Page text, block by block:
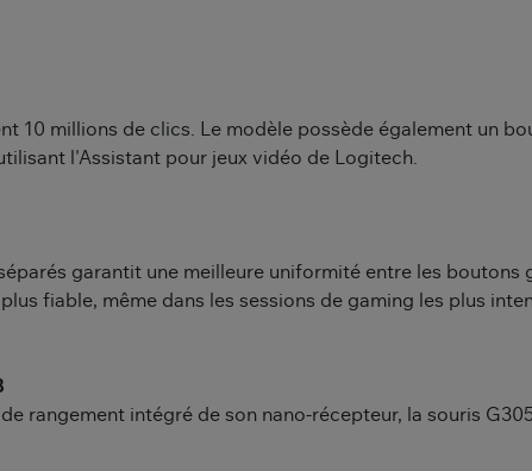
10 millions de clics. Le modèle possède également un
l'Assistant pour jeux vidéo de Logitech.
garantit une meilleure uniformité entre les
fiable, même dans les sessions de gaming les plus
rangement intégré de son nano-récepteur, la souris